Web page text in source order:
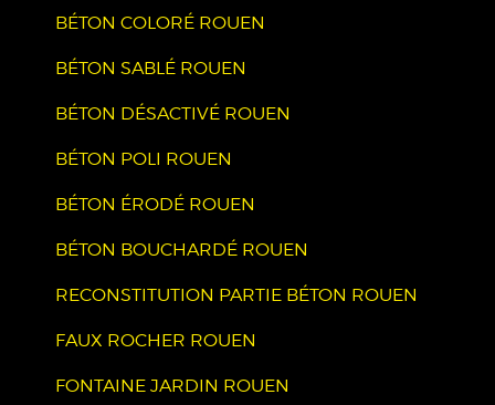
BÉTON COLORÉ ROUEN
BÉTON SABLÉ ROUEN
BÉTON DÉSACTIVÉ ROUEN
BÉTON POLI ROUEN
BÉTON ÉRODÉ ROUEN
BÉTON BOUCHARDÉ ROUEN
RECONSTITUTION PARTIE BÉTON ROUEN
FAUX ROCHER ROUEN
FONTAINE JARDIN ROUEN